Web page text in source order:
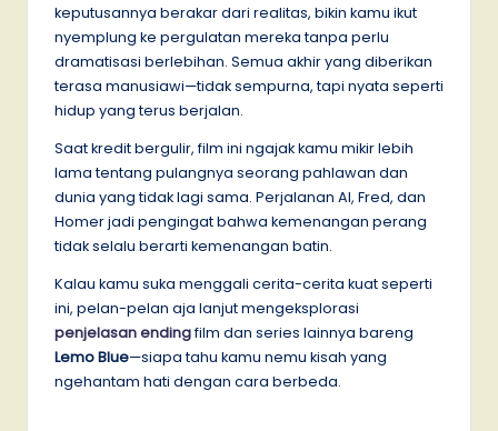
keputusannya berakar dari realitas, bikin kamu ikut
nyemplung ke pergulatan mereka tanpa perlu
dramatisasi berlebihan. Semua akhir yang diberikan
terasa manusiawi—tidak sempurna, tapi nyata seperti
hidup yang terus berjalan.
Saat kredit bergulir, film ini ngajak kamu mikir lebih
lama tentang pulangnya seorang pahlawan dan
dunia yang tidak lagi sama. Perjalanan Al, Fred, dan
Homer jadi pengingat bahwa kemenangan perang
tidak selalu berarti kemenangan batin.
Kalau kamu suka menggali cerita-cerita kuat seperti
ini, pelan-pelan aja lanjut mengeksplorasi
penjelasan endingfilm dan series lainnya bareng
Lemo Blue—siapa tahu kamu nemu kisah yang
ngehantam hati dengan cara berbeda.